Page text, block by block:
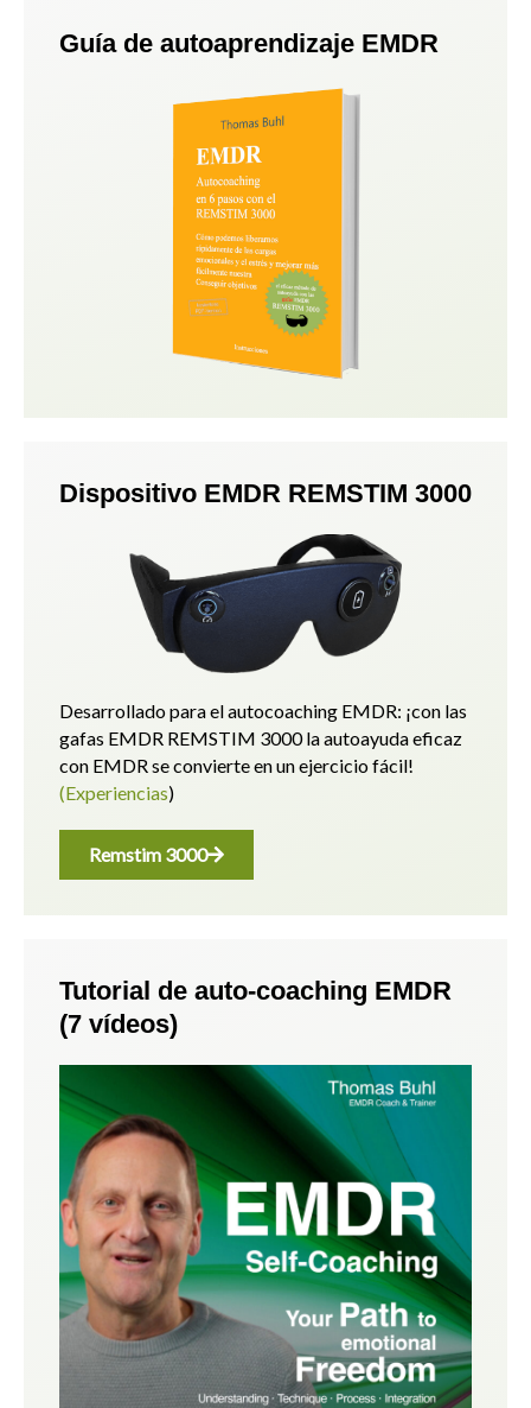
Guía de autoaprendizaje EMDR
Dispositivo EMDR REMSTIM 3000
Desarrollado para el autocoaching EMDR: ¡con las
gafas EMDR REMSTIM 3000 la autoayuda eficaz
con EMDR se convierte en un ejercicio fácil!
(Experiencias)
Remstim 3000
Tutorial de auto-coaching EMDR
(7 vídeos)